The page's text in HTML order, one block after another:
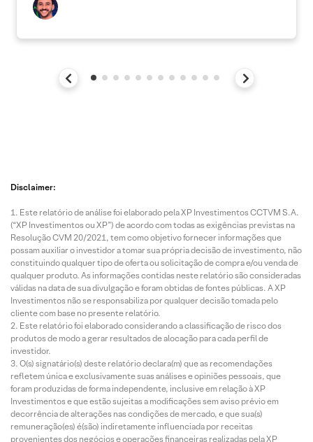
Disclaimer:
Este relatório de análise foi elaborado pela XP Investimentos CCTVM S.A.
(“XP Investimentos ou XP”) de acordo com todas as exigências previstas na
Resolução CVM 20/2021, tem como objetivo fornecer informações que
possam auxiliar o investidor a tomar sua própria decisão de investimento, não
constituindo qualquer tipo de oferta ou solicitação de compra e/ou venda de
qualquer produto. As informações contidas neste relatório são consideradas
válidas na data de sua divulgação e foram obtidas de fontes públicas. A XP
Investimentos não se responsabiliza por qualquer decisão tomada pelo
cliente com base no presente relatório.
Este relatório foi elaborado considerando a classificação de risco dos
produtos de modo a gerar resultados de alocação para cada perfil de
investidor.
O(s) signatário(s) deste relatório declara(m) que as recomendações
refletem única e exclusivamente suas análises e opiniões pessoais, que
foram produzidas de forma independente, inclusive em relação à XP
Investimentos e que estão sujeitas a modificações sem aviso prévio em
decorrência de alterações nas condições de mercado, e que sua(s)
remuneração(es) é(são) indiretamente influenciada por receitas
provenientes dos negócios e operações financeiras realizadas pela XP